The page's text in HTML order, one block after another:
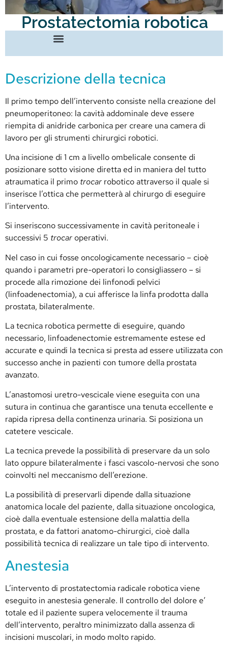
Prostatectomia robotica
Descrizione della tecnica
Il primo tempo dell’intervento consiste nella creazione del
pneumoperitoneo: la cavità addominale deve essere
riempita di anidride carbonica per creare una camera di
lavoro per gli strumenti chirurgici robotici.
Una incisione di 1 cm a livello ombelicale consente di
posizionare sotto visione diretta ed in maniera del tutto
atraumatica il primo trocar robotico attraverso il quale si
inserisce l’ottica che permetterà al chirurgo di eseguire
l’intervento.
Si inseriscono successivamente in cavità peritoneale i
successivi 5 trocaroperativi.
Nel caso in cui fosse oncologicamente necessario – cioè
quando i parametri pre-operatori lo consigliassero – si
procede alla rimozione dei linfonodi pelvici
(linfoadenectomia), a cui afferisce la linfa prodotta dalla
prostata, bilateralmente.
La tecnica robotica permette di eseguire, quando
necessario, linfoadenectomie estremamente estese ed
accurate e quindi la tecnica si presta ad essere utilizzata con
successo anche in pazienti con tumore della prostata
avanzato.
L’anastomosi uretro-vescicale viene eseguita con una
sutura in continua che garantisce una tenuta eccellente e
rapida ripresa della continenza urinaria. Si posiziona un
catetere vescicale.
La tecnica prevede la possibilità di preservare da un solo
lato oppure bilateralmente i fasci vascolo-nervosi che sono
coinvolti nel meccanismo dell’erezione.
La possibilità di preservarli dipende dalla situazione
anatomica locale del paziente, dalla situazione oncologica,
cioè dalla eventuale estensione della malattia della
prostata, e da fattori anatomo-chirurgici, cioè dalla
possibilità tecnica di realizzare un tale tipo di intervento.
Anestesia
L’intervento di prostatectomia radicale robotica viene
eseguito in anestesia generale. Il controllo del dolore e’
totale ed il paziente supera velocemente il trauma
dell’intervento, peraltro minimizzato dalla assenza di
incisioni muscolari, in modo molto rapido.